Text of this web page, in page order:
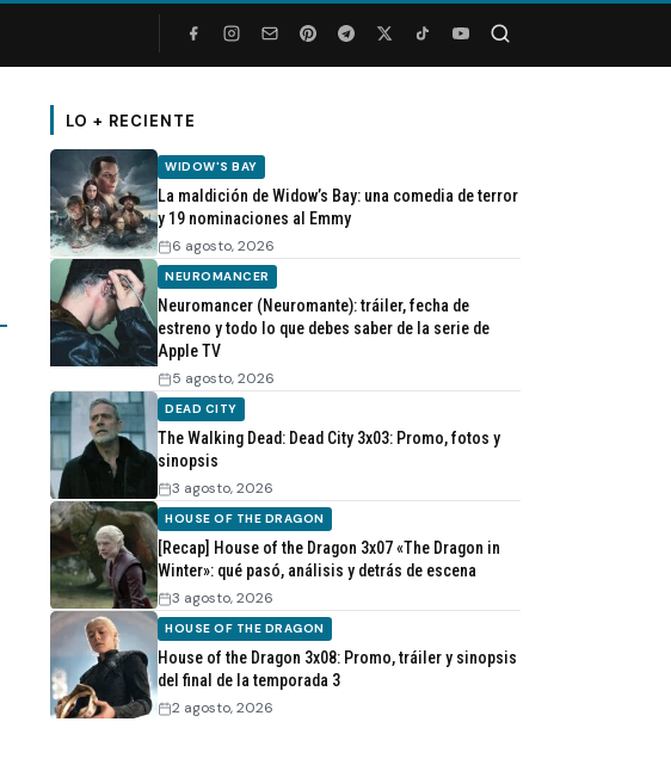
LO + RECIENTE
WIDOW'S BAY
La maldición de Widow’s Bay: una comedia de terror
y 19 nominaciones al Emmy
6 agosto, 2026
NEUROMANCER
Neuromancer (Neuromante): tráiler, fecha de
estreno y todo lo que debes saber de la serie de
Apple TV
5 agosto, 2026
DEAD CITY
The Walking Dead: Dead City 3x03: Promo, fotos y
sinopsis
3 agosto, 2026
HOUSE OF THE DRAGON
[Recap] House of the Dragon 3x07 «The Dragon in
Winter»: qué pasó, análisis y detrás de escena
3 agosto, 2026
HOUSE OF THE DRAGON
House of the Dragon 3x08: Promo, tráiler y sinopsis
del final de la temporada 3
2 agosto, 2026